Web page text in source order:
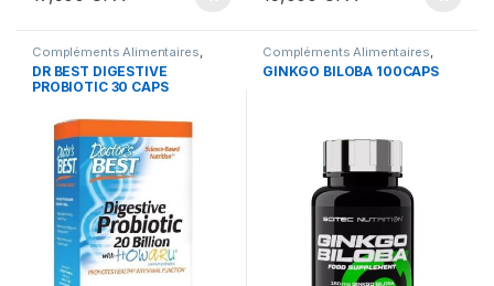
Compléments Alimentaires
Nutrition sportive,Vitamines et
sels minéraux,Vitamines et sels
minéraux
DR BEST DIGESTIVE
PROBIOTIC 30 CAPS
Compléments Alimentaires
Nutrition sportive, Vitamines et
sels minéraux,Vitamines et sels
GINKGO BILOBA 100CAPS